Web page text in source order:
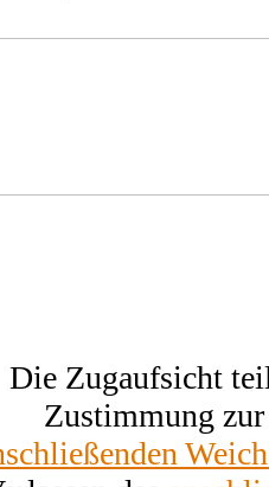
Die Zugaufsicht
Zustimmung